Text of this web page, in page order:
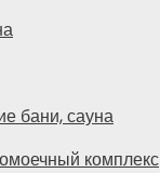
бани, сауна
комплекс